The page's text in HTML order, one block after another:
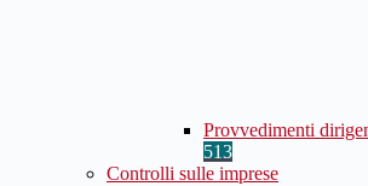
Provvedimenti
513
Controlli sulle imprese